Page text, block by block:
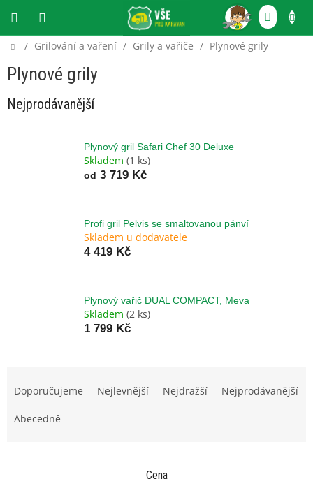
obsah
CZK
Domů
/ Grilování a vaření / Grily a vařiče / Plynové grily
Plynové grily
Nejprodávanější
Plynový gril Safari Chef 30 Deluxe
Skladem (1 ks)
od 3 719 Kč
Profi gril Pelvis se smaltovanou pánví
Skladem u dodavatele
4 419 Kč
Plynový vařič DUAL COMPACT, Meva
Skladem (2 ks)
1 799 Kč
Doporučujeme Nejlevnější Nejdražší Nejprodávanější
Abecedně
Cena